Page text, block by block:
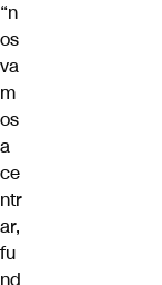
“n
os
va
m
os
a
ce
ntr
ar,
fu